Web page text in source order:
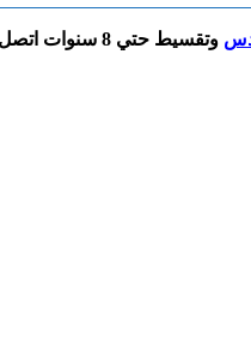
وتقسيط حتي 8 سنوات اتصل 19839